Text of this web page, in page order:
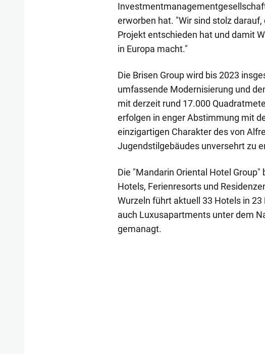
erworben hat. "Wir sind stolz
Projekt entschieden hat und damit
in Europa macht."
Die Brisen Group wird bis 2023
umfassende Modernisierung und
mit derzeit rund 17.000
erfolgen in enger Abstimmung mit
einzigartigen Charakter des von
Jugendstilgebäudes unversehrt zu
Die "Mandarin Oriental Hotel
Hotels, Ferienresorts und
Wurzeln führt aktuell 33 Hotels in
auch Luxusapartments unter dem
gemanagt.